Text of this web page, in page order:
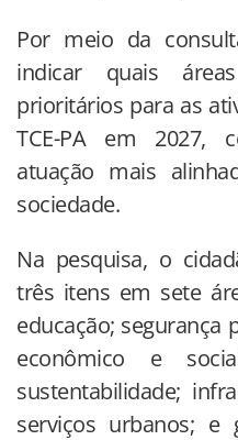
Por meio da
indicar quais
prioritários para as
TCE-PA em 2027,
atuação mais
sociedade.
Na pesquisa, o
três itens em sete
educação; segurança
econômico e
sustentabilidade;
serviços urbanos; e